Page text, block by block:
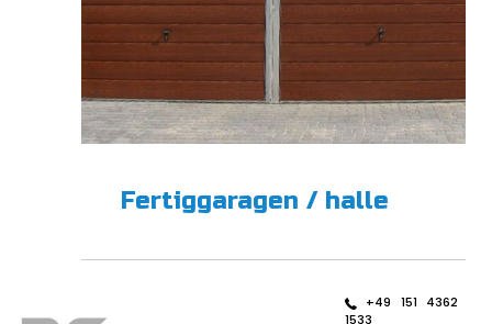
Fertiggaragen / halle
+49 151 4362
1533